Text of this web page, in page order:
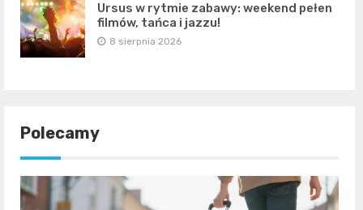
Ursus w rytmie zabawy: weekend pełen
filmów, tańca i jazzu!
8 sierpnia 2026
Polecamy